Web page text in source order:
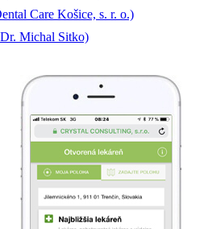
Care Košice, s. r. o.)
Michal Sitko)